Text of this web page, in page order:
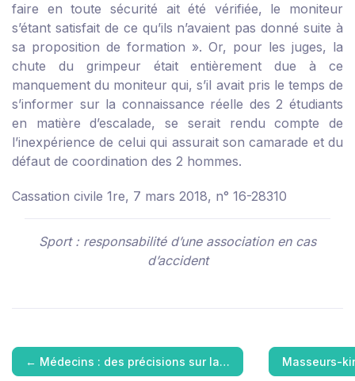
faire en toute sécurité ait été vérifiée, le moniteur
s’étant satisfait de ce qu’ils n’avaient pas donné suite à
sa proposition de formation ». Or, pour les juges, la
chute du grimpeur était entièrement due à ce
manquement du moniteur qui, s’il avait pris le temps de
s’informer sur la connaissance réelle des 2 étudiants
en matière d’escalade, se serait rendu compte de
l’inexpérience de celui qui assurait son camarade et du
défaut de coordination des 2 hommes.
Cassation civile 1re, 7 mars 2018, n° 16-28310
Sport : responsabilité d’une association en cas
d’accident
← Médecins : des précisions sur la… Masseurs-